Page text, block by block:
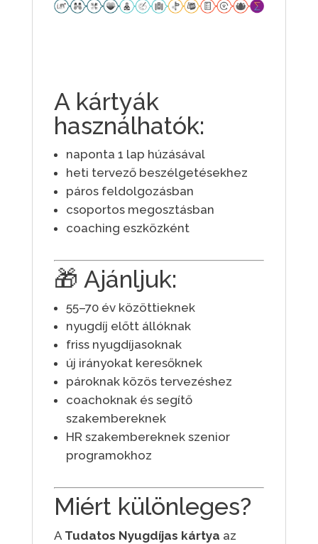
A kártyák
használhatók:
naponta 1 lap húzásával
heti tervező beszélgetésekhez
páros feldolgozásban
csoportos megosztásban
coaching eszközként
🎁 Ajánljuk:
55–70 év közöttieknek
nyugdíj előtt állóknak
friss nyugdíjasoknak
új irányokat keresőknek
pároknak közös tervezéshez
coachoknak és segítő
szakembereknek
HR szakembereknek szenior
programokhoz
Miért különleges?
A Tudatos Nyugdíjas kártya az